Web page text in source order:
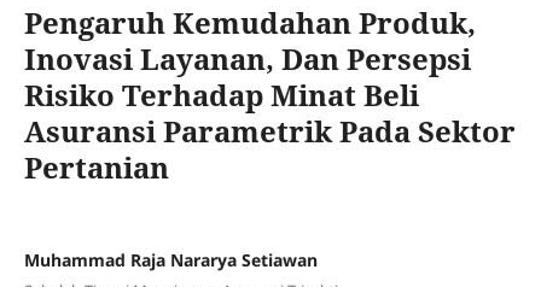
Pengaruh Kemudahan Produk,
Inovasi Layanan, Dan Persepsi
Risiko Terhadap Minat Beli
Asuransi Parametrik Pada Sektor
Pertanian
Muhammad Raja Nararya Setiawan